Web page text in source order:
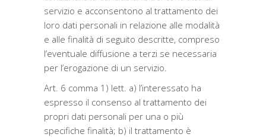
servizio e acconsentono al trattamento dei
loro dati personali in relazione alle modalità
e alle finalità di seguito descritte, compreso
l’eventuale diffusione a terzi se necessaria
per l’erogazione di un servizio.
Art. 6 comma 1) lett. a) l’interessato ha
espresso il consenso al trattamento dei
propri dati personali per una o più
specifiche finalità; b) il trattamento è